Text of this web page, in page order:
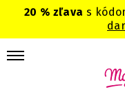
20 % zľavas